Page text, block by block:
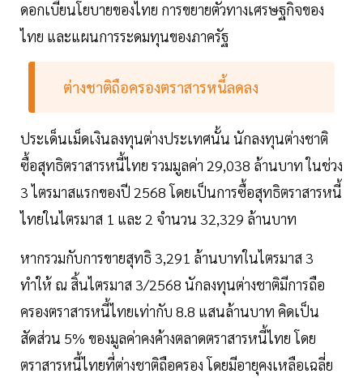
ดอกเบี้ยนโยบายของไทย การขยายตัวทางเศรษฐกิจของ
ไทย และแผนการระดมทุนของภาครัฐ
ต่างชาติถือครองตราสารหนี้ลดลง
ประเด็นเม็ดเงินลงทุนต่างประเทศนั้น นักลงทุนต่างชาติ
ซื้อสุทธิตราสารหนี้ไทย รวมมูลค่า 29,038 ล้านบาท ในช่วง
3 ไตรมาสแรกของปี 2568 โดยเป็นการซื้อสุทธิตราสารหนี้
ไทยในไตรมาส 1 และ 2 จำนวน 32,329 ล้านบาท
หากรวมกับการขายสุทธิ 3,291 ล้านบาทในไตรมาส 3
ทำให้ ณ สิ้นไตรมาส 3/2568 นักลงทุนต่างชาติมีการถือ
ครองตราสารหนี้ไทยเท่ากับ 8.8 แสนล้านบาท คิดเป็น
สัดส่วน 5% ของมูลค่าคงค้างตลาดตราสารหนี้ไทย โดย
ตราสารหนี้ไทยที่ต่างชาติถือครอง โดยมีอายุคงเหลือเฉลี่ย